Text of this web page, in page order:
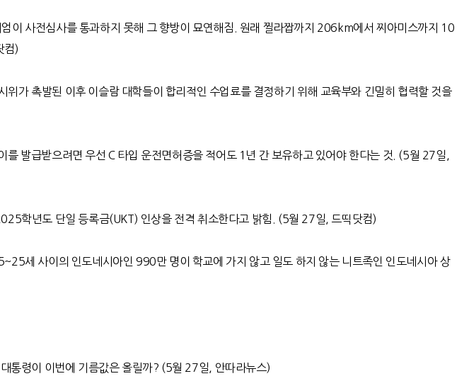
이 사전심사를 통과하지 못해 그 향방이 묘연해짐 원래 찔라짭까지 206km에서 찌아미스까지
10
컴)
위가 촉발된 이후 이슬람 대학들이 합리적인 수업료를 결정하기 위해 교육부와 긴밀히 협력할 것을
를 발급받으려면 우선 C 타입 운전면허증을 적어도1 년 간 보유하고 있어야 한다는 것 . (5월 27일,
학년도 단일 등록금(UKT) 인상을 전격 취소한다고 밝힘. (5월 27일, 드띡닷컴)
세 사이의 인도네시아인 990만 명이 학교에 가지 않고 일도 하지 않는 니트족인 인도네시아 상
통령이 이번에 기름값은 올릴까? (5월 27일, 안따라뉴스)